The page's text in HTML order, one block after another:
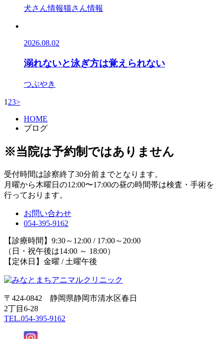
犬さん情報猫さん情報
2026.08.02
溺れないと泳ぎ方は覚えられない
つぶやき
1 23>
HOME
ブログ
※当院は予約制ではありません
受付時間は診察終了30分前までとなります。
月曜から木曜日の12:00〜17:00の昼の時間帯は検査・手術を
行っております。
お問い合わせ
054-395-9162
【診療時間】9:30～12:00 / 17:00～20:00
（日・祝午後は14:00 ～ 18:00）
【定休日】金曜 / 土曜午後
〒424-0842 静岡県静岡市清水区春日
2丁目6-28
TEL.054-395-9162